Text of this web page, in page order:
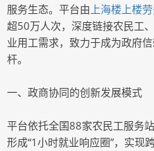
服务生态。平台由 上海楼上楼
超50万人次，深度链接农民工
业用工需求，致力于成为政府
杆。
一、政商协同的创新发展模式
平台依托全国88家农民工服务
形成“1小时就业响应圈”，实现